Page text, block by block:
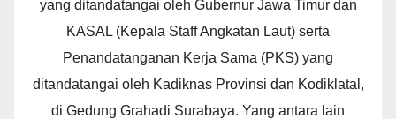
yang ditandatangai oleh Gubernur Jawa Timur dan
KASAL (Kepala Staff Angkatan Laut) serta
Penandatanganan Kerja Sama (PKS) yang
ditandatangai oleh Kadiknas Provinsi dan Kodiklatal,
di Gedung Grahadi Surabaya. Yang antara lain